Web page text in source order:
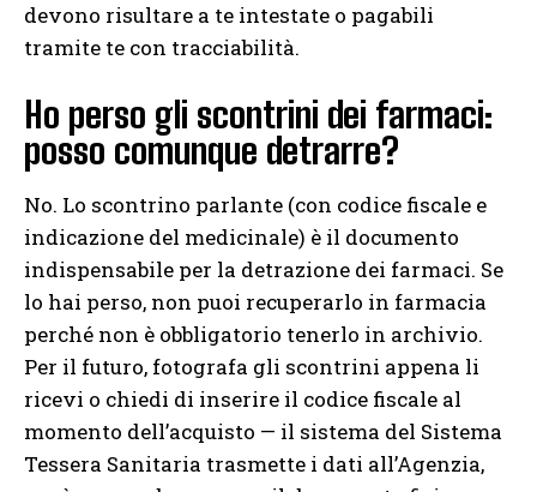
devono risultare a te intestate o pagabili
tramite te con tracciabilità.
Ho perso gli scontrini dei farmaci:
posso comunque detrarre?
No. Lo scontrino parlante (con codice fiscale e
indicazione del medicinale) è il documento
indispensabile per la detrazione dei farmaci. Se
lo hai perso, non puoi recuperarlo in farmacia
perché non è obbligatorio tenerlo in archivio.
Per il futuro, fotografa gli scontrini appena li
ricevi o chiedi di inserire il codice fiscale al
momento dell’acquisto — il sistema del Sistema
Tessera Sanitaria trasmette i dati all’Agenzia,